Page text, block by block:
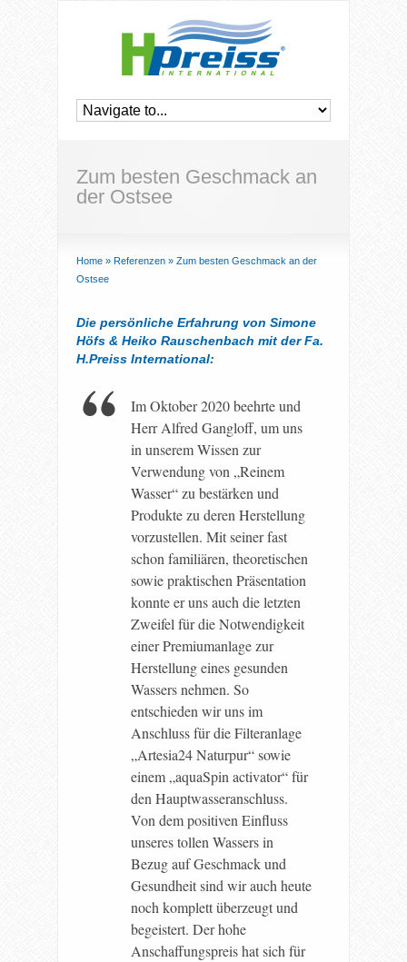
Zum besten Geschmack an
der Ostsee
Home » Referenzen » Zum besten Geschmack an der
Ostsee
Die persönliche Erfahrung von Simone
Höfs & Heiko Rauschenbach mit der Fa.
H.Preiss International:
Im Oktober 2020 beehrte und
Herr Alfred Gangloff, um uns
in unserem Wissen zur
Verwendung von „Reinem
Wasser“ zu bestärken und
Produkte zu deren Herstellung
vorzustellen. Mit seiner fast
schon familiären, theoretischen
sowie praktischen Präsentation
konnte er uns auch die letzten
Zweifel für die Notwendigkeit
einer Premiumanlage zur
Herstellung eines gesunden
Wassers nehmen. So
entschieden wir uns im
Anschluss für die Filteranlage
„Artesia24 Naturpur“ sowie
einem „aquaSpin activator“ für
den Hauptwasseranschluss.
Von dem positiven Einfluss
unseres tollen Wassers in
Bezug auf Geschmack und
Gesundheit sind wir auch heute
noch komplett überzeugt und
begeistert. Der hohe
Anschaffungspreis hat sich für